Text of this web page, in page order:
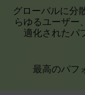
グローバルに分
らゆるユーザー
適化されたパ
最高のパフ